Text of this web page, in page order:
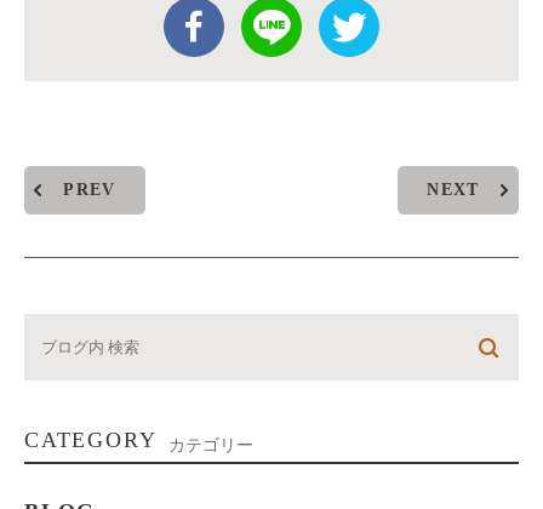
PREV NEXT
CATEGORY カテゴリー